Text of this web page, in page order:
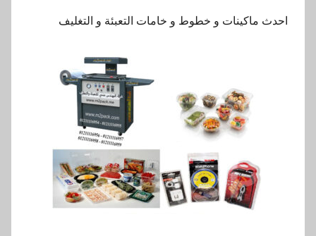
احدث ماكينات و خطوط و خامات التعبئة و التغليف